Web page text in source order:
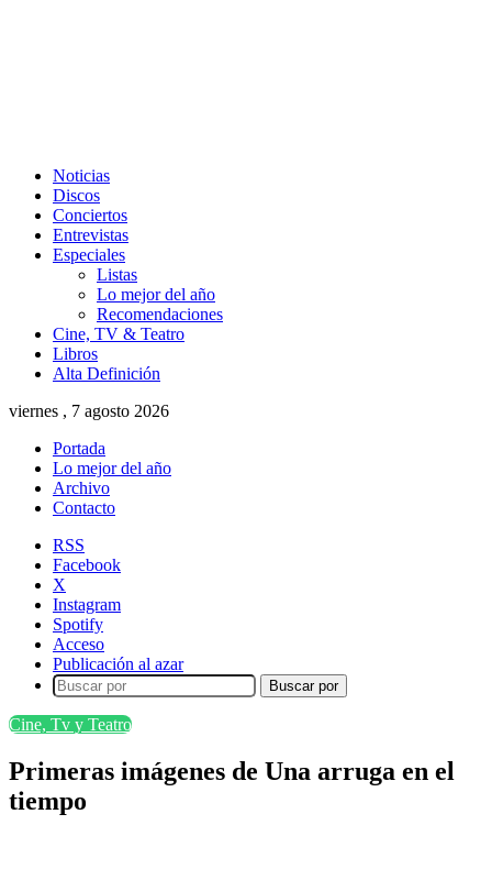
Noticias
Discos
Conciertos
Entrevistas
Especiales
Listas
Lo mejor del año
Recomendaciones
Cine, TV & Teatro
Libros
Alta Definición
viernes , 7 agosto 2026
Portada
Lo mejor del año
Archivo
Contacto
RSS
Facebook
X
Instagram
Spotify
Acceso
Publicación al azar
Buscar por
Cine, Tv y Teatro
Primeras imágenes de Una arruga en el
tiempo